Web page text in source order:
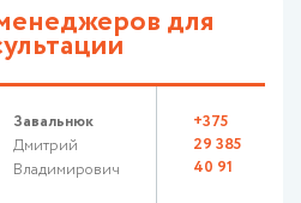
для
Завальнюк
Дмитрий
Владимирович
+375
29 385
40 91